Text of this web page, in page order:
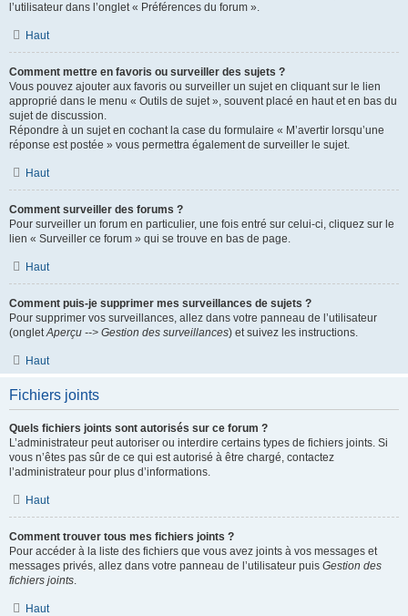
l’utilisateur dans l’onglet « Préférences du forum ».
Haut
Comment mettre en favoris ou surveiller des sujets ?
Vous pouvez ajouter aux favoris ou surveiller un sujet en cliquant sur le lien
approprié dans le menu « Outils de sujet », souvent placé en haut et en bas du
sujet de discussion.
Répondre à un sujet en cochant la case du formulaire « M’avertir lorsqu’une
réponse est postée » vous permettra également de surveiller le sujet.
Haut
Comment surveiller des forums ?
Pour surveiller un forum en particulier, une fois entré sur celui-ci, cliquez sur le
lien « Surveiller ce forum » qui se trouve en bas de page.
Haut
Comment puis-je supprimer mes surveillances de sujets ?
Pour supprimer vos surveillances, allez dans votre panneau de l’utilisateur
(ongletAperçu --> Gestion des surveillances) et suivez les instructions.
Haut
Fichiers joints
Quels fichiers joints sont autorisés sur ce forum ?
L’administrateur peut autoriser ou interdire certains types de fichiers joints. Si
vous n’êtes pas sûr de ce qui est autorisé à être chargé, contactez
l’administrateur pour plus d’informations.
Haut
Comment trouver tous mes fichiers joints ?
Pour accéder à la liste des fichiers que vous avez joints à vos messages et
messages privés, allez dans votre panneau de l’utilisateur puis Gestion des
fichiers joints.
Haut